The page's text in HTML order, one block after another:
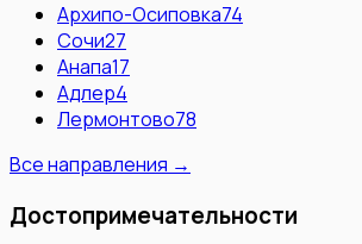
Архипо-Осиповка74
Сочи27
Анапа17
Адлер4
Лермонтово78
Все направления →
Достопримечательности